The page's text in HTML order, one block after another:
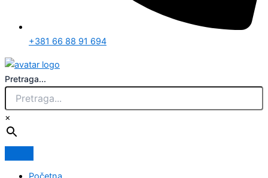
+381 66 88 91 694
Pretraga...
×